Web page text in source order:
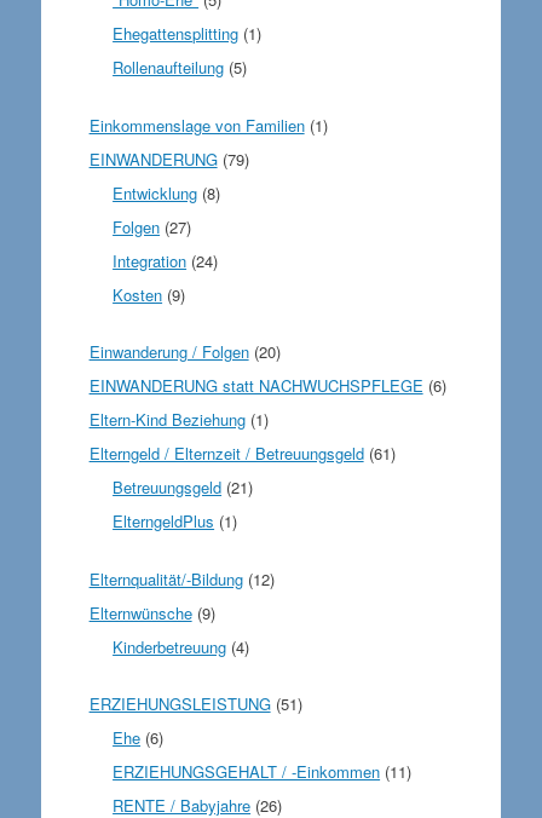
Ehegattensplitting (1)
Rollenaufteilung (5)
Einkommenslage von Familien(1)
EINWANDERUNG(79)
Entwicklung (8)
Folgen (27)
Integration (24)
Kosten (9)
Einwanderung / Folgen(20)
EINWANDERUNG statt NACHWUCHSPFLEGE (6)
Eltern-Kind Beziehung(1)
Elterngeld / Elternzeit / Betreuungsgeld(61)
Betreuungsgeld (21)
ElterngeldPlus (1)
Elternqualität/-Bildung(12)
Elternwünsche(9)
Kinderbetreuung (4)
ERZIEHUNGSLEISTUNG(51)
Ehe (6)
ERZIEHUNGSGEHALT / -Einkommen (11)
RENTE / Babyjahre (26)